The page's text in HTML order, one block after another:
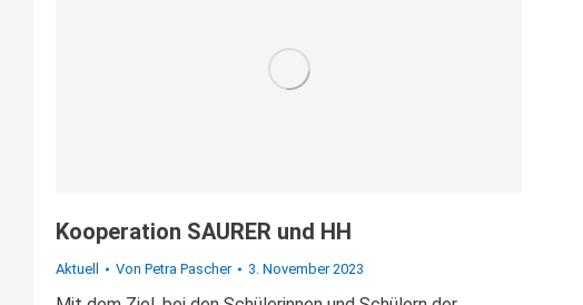
Kooperation SAURER und HH
Aktuell Von Petra Pascher 3. November 2023